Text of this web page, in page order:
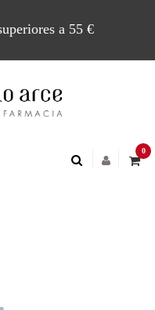
a 55 €
0